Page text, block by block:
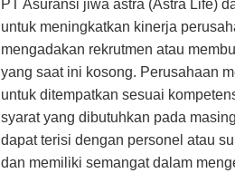
PT Asuransi jiwa astra (Astra Life)
untuk meningkatkan kinerja
mengadakan rekrutmen atau
yang saat ini kosong. Perusahaan
untuk ditempatkan sesuai
syarat yang dibutuhkan pada
dapat terisi dengan personel atau
dan memiliki semangat dalam